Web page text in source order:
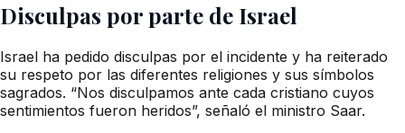
Disculpas por parte de Israel
Israel ha pedido disculpas por el incidente y ha reiterado
su respeto por las diferentes religiones y sus símbolos
sagrados. “Nos disculpamos ante cada cristiano cuyos
sentimientos fueron heridos”, señaló el ministro Saar.